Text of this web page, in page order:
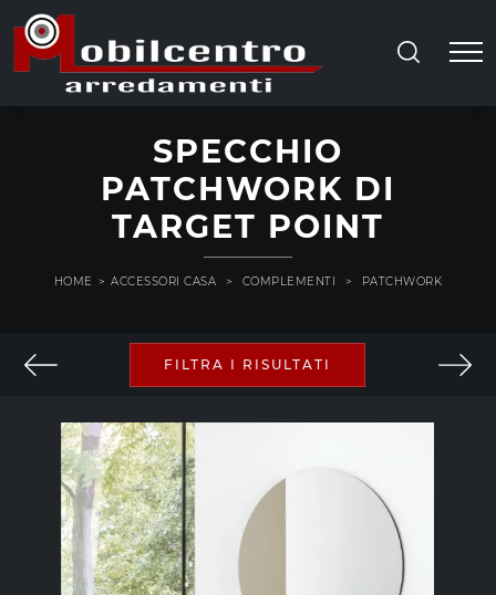
SPECCHIO
PATCHWORK DI
TARGET POINT
HOME > ACCESSORI CASA > COMPLEMENTI > PATCHWORK
FILTRA I RISULTATI